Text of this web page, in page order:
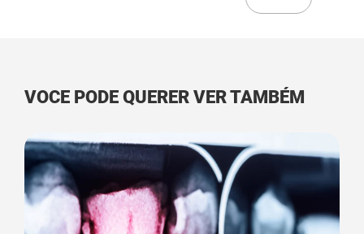
VOCE PODE QUERER VER TAMBÉM